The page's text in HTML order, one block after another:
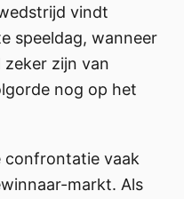
vindt
speeldag, wanneer
zijn van
nog op het
confrontatie vaak
markt. Als